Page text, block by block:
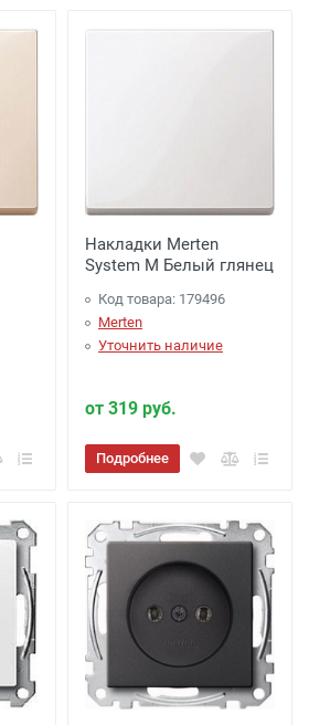
Накладки Merten
System M Белый глянец
Код товара: 179496
Merten
Уточнить наличие
от 319 руб.
Подробнее